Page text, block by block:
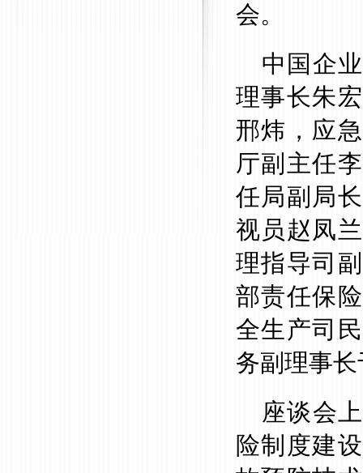
会。
中国企
理事长朱
邢炜，应
厅副主任
任局副局
视员赵凤
理指导司
部责任保
全生产司
务副理事
座谈会
险制度建